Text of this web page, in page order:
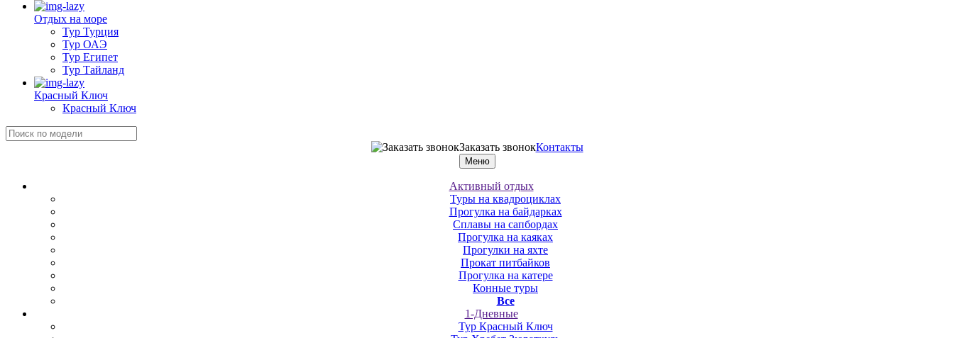
Отдых на море
Тур Турция
Тур ОАЭ
Тур Египет
Тур Тайланд
Красный Ключ
Красный Ключ
Заказать звонокКонтакты
Меню
Активный отдых
Туры на квадроциклах
Прогулка на байдарках
Сплавы на сапбордах
Прогулка на каяках
Прогулки на яхте
Прокат питбайков
Прогулка на катере
Конные туры
Все
1-Дневные
Тур Красный Ключ